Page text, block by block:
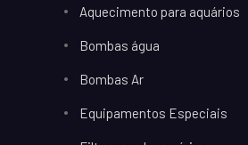
Aquecimento para aquários
Bombas água
Bombas Ar
Equipamentos Especiais